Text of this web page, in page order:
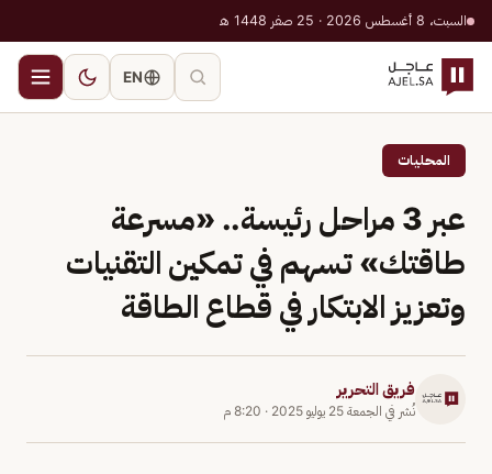
السبت، 8 أغسطس 2026 · 25 صفر 1448 هـ
EN
المحليات
عبر 3 مراحل رئيسة.. «مسرعة
طاقتك» تسهم في تمكين التقنيات
وتعزيز الابتكار في قطاع الطاقة
فريق التحرير
نُشر في الجمعة 25 يوليو 2025 · 8:20 م